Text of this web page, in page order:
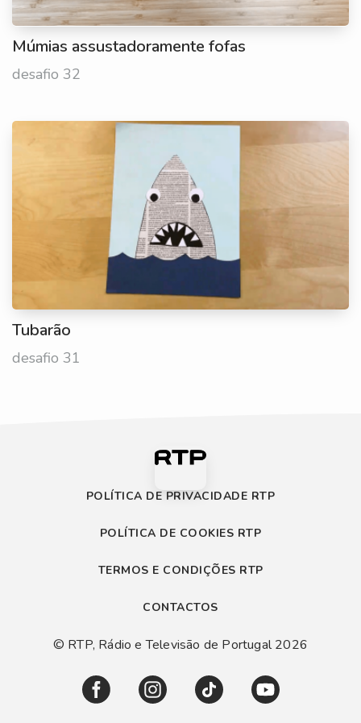
Múmias assustadoramente fofas
desafio 32
Tubarão
desafio 31
POLÍTICA DE PRIVACIDADE RTP
POLÍTICA DE COOKIES RTP
TERMOS E CONDIÇÕES RTP
CONTACTOS
© RTP, Rádio e Televisão de Portugal 2026